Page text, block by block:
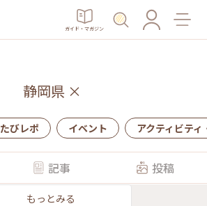
ガイド・マガジン
静岡県 ×
たびレポ イベント アクティビティ
記事 投稿
もっとみる